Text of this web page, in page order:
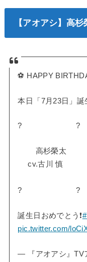
【アオアシ】高
⚽ HAPPY
本日「7月23日」
? ?
高杉榮太
cv.古川 慎
? ?
誕生日おめでとう❗
pic.twitter.com/
— 『アオアシ』TV